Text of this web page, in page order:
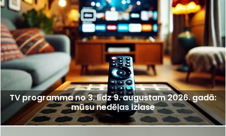
TV programma no 3. līdz 9. augustam 2026. gadā:
mūsu nedēļas izlase